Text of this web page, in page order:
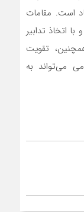
است. مقامات
اتخاذ تدابیر
تقویت
می‌تواند به